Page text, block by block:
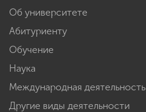
Об университете
Абитуриенту
Обучение
Наука
Международная деятельность
Другие виды деятельности